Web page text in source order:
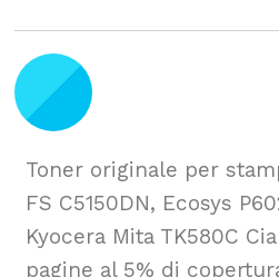
Toner originale per
FS C5150DN, Ecosys
Kyocera Mita TK580C
pagine al 5% di